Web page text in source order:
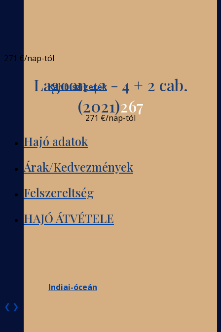
Karib-szigetek
Indiai-óceán
271 €/nap-tól
Lagoon 42 - 4 + 2 cab.
(2021)267
271 €/nap-tól
Hajó adatok
Árak/Kedvezmények
Felszereltség
HAJÓ ÁTVÉTELE
❮ ❯